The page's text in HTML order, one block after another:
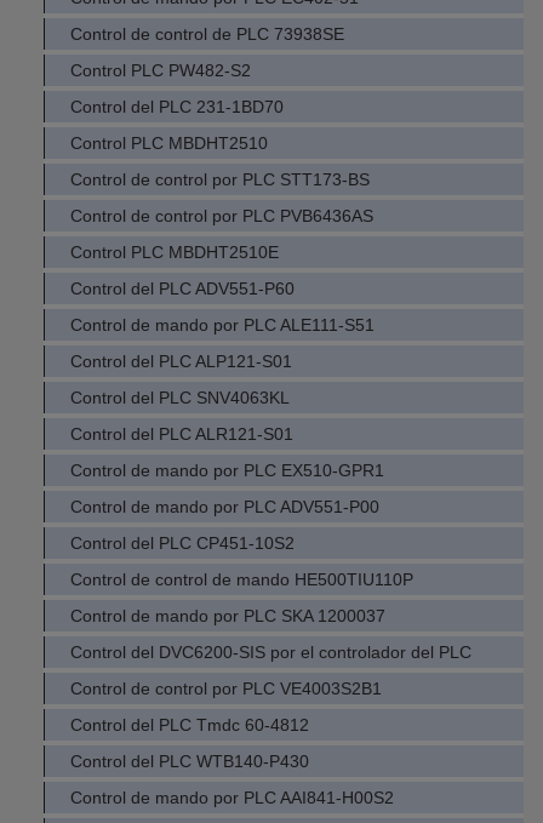
Control de control de PLC 73938SE
Control PLC PW482-S2
Control del PLC 231-1BD70
Control PLC MBDHT2510
Control de control por PLC STT173-BS
Control de control por PLC PVB6436AS
Control PLC MBDHT2510E
Control del PLC ADV551-P60
Control de mando por PLC ALE111-S51
Control del PLC ALP121-S01
Control del PLC SNV4063KL
Control del PLC ALR121-S01
Control de mando por PLC EX510-GPR1
Control de mando por PLC ADV551-P00
Control del PLC CP451-10S2
Control de control de mando HE500TIU110P
Control de mando por PLC SKA 1200037
Control del DVC6200-SIS por el controlador del PLC
Control de control por PLC VE4003S2B1
Control del PLC Tmdc 60-4812
Control del PLC WTB140-P430
Control de mando por PLC AAI841-H00S2